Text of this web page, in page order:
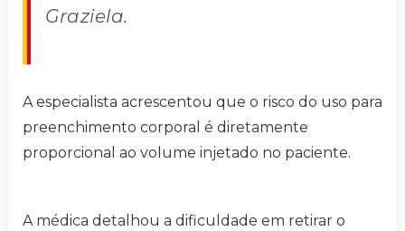
Graziela.
A especialista acrescentou que o risco do uso para
preenchimento corporal é diretamente
proporcional ao volume injetado no paciente.
A médica detalhou a dificuldade em retirar o